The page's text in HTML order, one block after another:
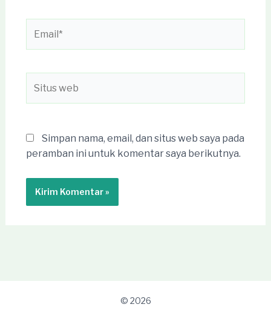
web
Simpan nama, email, dan situs web saya pada
peramban ini untuk komentar saya berikutnya.
© 2026